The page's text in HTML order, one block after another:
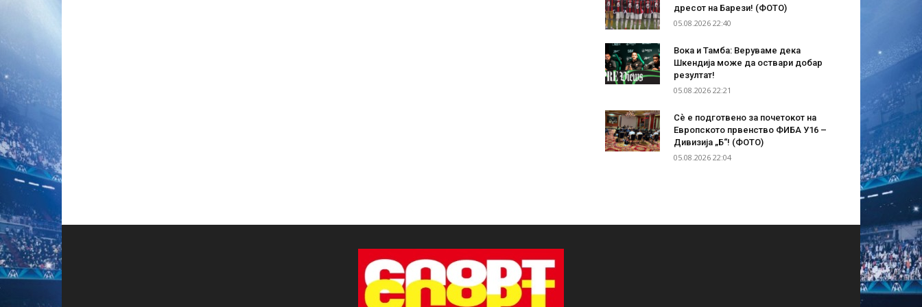
дресот на Барези! (ФОТО)
05.08.2026 22:40
Вока и Тамба: Веруваме дека
Шкендија може да оствари добар
резултат!
05.08.2026 22:21
Сѐ е подготвено за почетокот на
Европското првенство ФИБА У16 –
Дивизија „Б“! (ФОТО)
05.08.2026 22:04